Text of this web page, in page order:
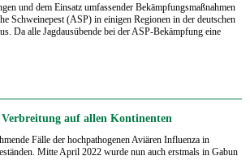
und dem Einsatz umfassender Bekämpfungsmaßnahmen
Schweinepest (ASP) in einigen Regionen in der deutschen
Da alle Jagdausübende bei der ASP-Bekämpfung eine
auf allen Kontinenten
Fälle der hochpathogenen Aviären Influenza in
Mitte April 2022 wurde nun auch erstmals in Gabun